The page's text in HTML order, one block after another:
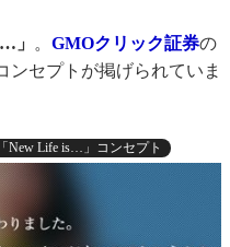
」 。 GMOクリック証券の
ンセプトが掲げられていま
New Life is…」コンセプト